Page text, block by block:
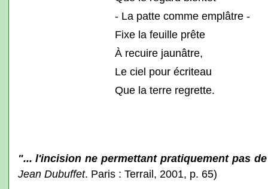
- La patte comme emplâtre -
Fixe la feuille prête
À recuire jaunâtre,
Le ciel pour écriteau
Que la terre regrette.
"... l'incision ne permettant pratiquement pas
Jean Dubuffet. Paris : Terrail, 2001, p. 65)